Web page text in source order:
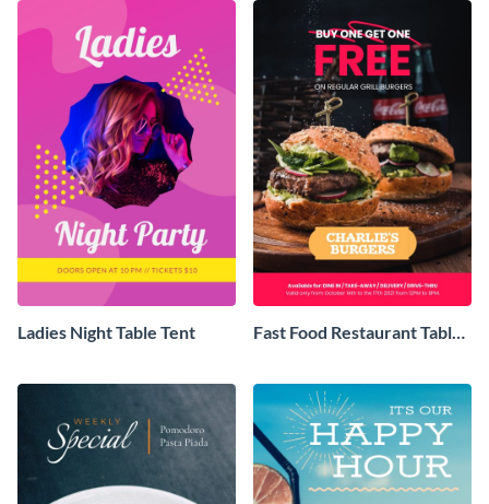
Ladies Night Table Tent
Fast Food Restaurant Table